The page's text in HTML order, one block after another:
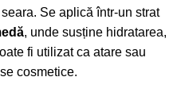
Se aplică într-un strat
, unde susține hidratarea,
fi utilizat ca atare sau
cosmetice.